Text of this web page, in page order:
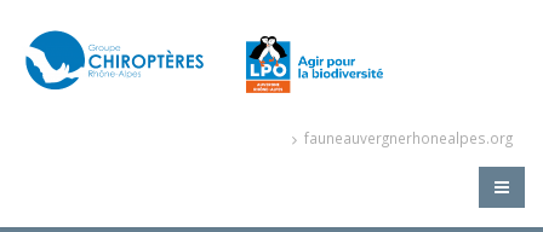
fauneauvergnerhonealpes.org